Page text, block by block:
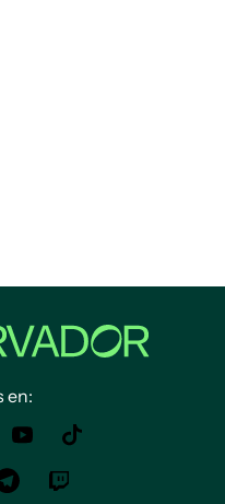
en: